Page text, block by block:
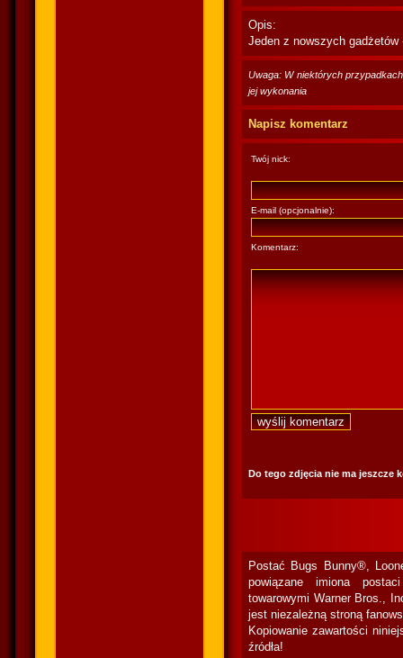
Opis:
Jeden z nowszych
Uwaga: W niektórych
jej wykonania
Napisz komentarz
Twój nick:
E-mail (opcjonalnie):
Komentarz:
Do tego zdjęcia nie ma jeszcze
Postać Bugs Bunny®,
powiązane imiona
towarowymi Warner Bros.,
jest niezależną stroną
Kopiowanie zawartości
źródła!